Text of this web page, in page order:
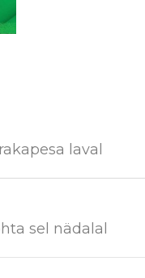
laval
sel nädalal